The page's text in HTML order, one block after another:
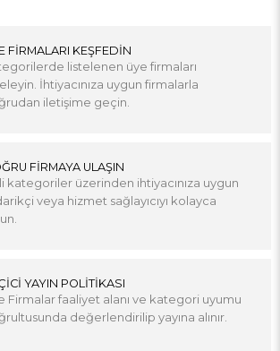
FİRMALARI KEŞFEDİN
listelenen üye firmaları
İhtiyacınıza uygun firmalarla
iletişime geçin.
FİRMAYA ULAŞIN
kategoriler üzerinden ihtiyacınıza uygun
veya hizmet sağlayıcıyı kolayca
YAYIN POLİTİKASI
Firmalar faaliyet alanı ve kategori uyumu
değerlendirilip yayına alınır.